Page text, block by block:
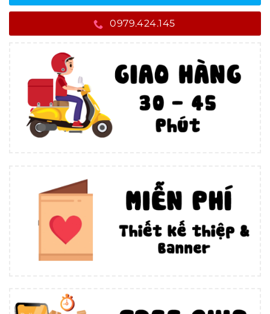
0979.424.145